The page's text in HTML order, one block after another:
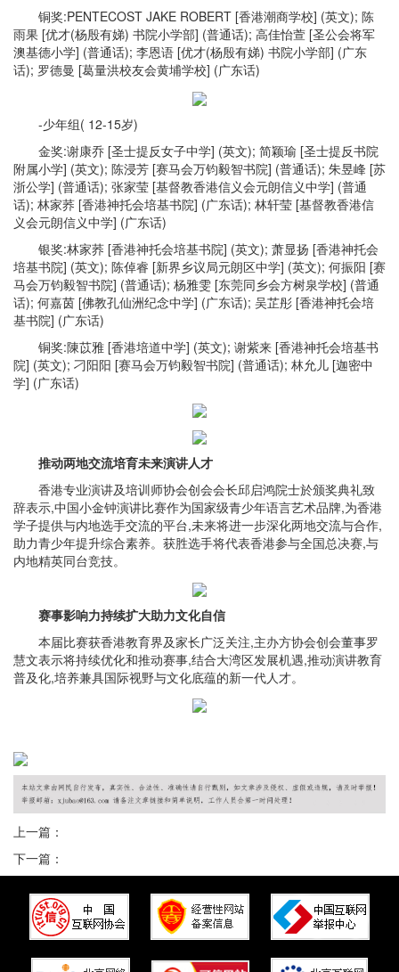
铜奖:PENTECOST JAKE ROBERT [香港潮商学校] (英文); 陈
雨果 [优才(杨殷有娣) 书院小学部] (普通话); 高佳怡萱 [圣公会将军
澳基德小学] (普通话); 李恩语 [优才(杨殷有娣) 书院小学部] (广东
话); 罗德曼 [葛量洪校友会黄埔学校] (广东话)
-少年组( 12-15岁)
金奖:谢康乔 [圣士提反女子中学] (英文); 简颖瑜 [圣士提反书院
附属小学] (英文); 陈浸芳 [赛马会万钧毅智书院] (普通话); 朱昱峰 [苏
浙公学] (普通话); 张家莹 [基督教香港信义会元朗信义中学] (普通
话); 林家荞 [香港神托会培基书院] (广东话); 林轩莹 [基督教香港信
义会元朗信义中学] (广东话)
银奖:林家荞 [香港神托会培基书院] (英文); 萧显扬 [香港神托会
培基书院] (英文); 陈倬睿 [新界乡议局元朗区中学] (英文); 何振阳 [赛
马会万钧毅智书院] (普通话); 杨雅雯 [东莞同乡会方树泉学校] (普通
话); 何嘉茵 [佛教孔仙洲纪念中学] (广东话); 吴芷彤 [香港神托会培
基书院] (广东话)
铜奖:陳苡雅 [香港培道中学] (英文); 谢紫来 [香港神托会培基书
院] (英文); 刁阳阳 [赛马会万钧毅智书院] (普通话); 林允儿 [迦密中
学] (广东话)
推动两地交流培育未来演讲人才
香港专业演讲及培训师协会创会会长邱启鸿院士於颁奖典礼致
辞表示,中国小金钟演讲比赛作为国家级青少年语言艺术品牌,为香港
学子提供与内地选手交流的平台,未来将进一步深化两地交流与合作,
助力青少年提升综合素养。获胜选手将代表香港参与全国总决赛,与
内地精英同台竞技。
赛事影响力持续扩大助力文化自信
本届比赛获香港教育界及家长广泛关注,主办方协会创会董事罗
慧文表示将持续优化和推动赛事,结合大湾区发展机遇,推动演讲教育
普及化,培养兼具国际视野与文化底蕴的新一代人才。
上一篇：
下一篇：